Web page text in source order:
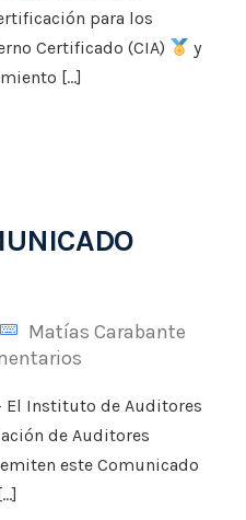
para los
Certificado (CIA)
y
[…]
Matías Carabante
El Instituto de Auditores
de Auditores
este Comunicado